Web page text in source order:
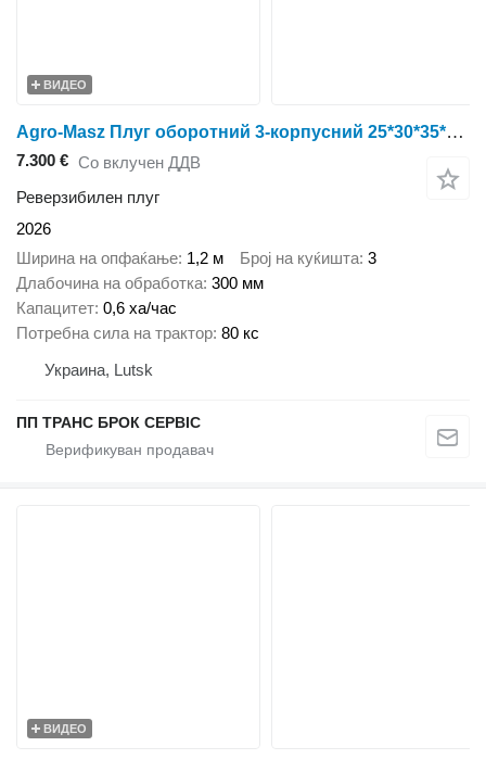
ВИДЕО
Agro-Masz Плуг оборотний 3-корпусний 25*30*35*40 см
7.300 € Со вклучен ДДВ
Реверзибилен плуг
2026
Ширина на опфаќање 1,2 м Број на куќишта 3
Длабочина на обработка 300 мм
Капацитет 0,6 ха/час
Потребна сила на трактор 80 кс
Украина, Lutsk
ПП ТРАНС БРОК СЕРВІС
ВИДЕО